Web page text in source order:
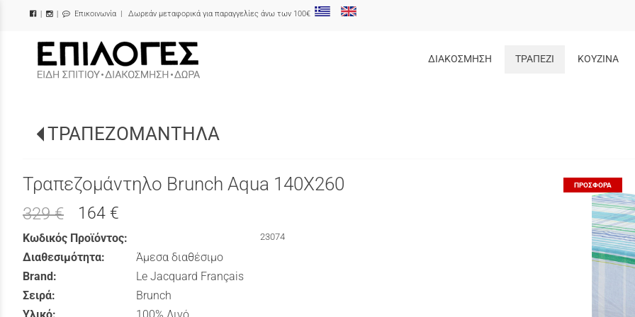
| Επικοινωνία | Δωρεάν μεταφορικά για παραγγελίες άνω των 100€
/
ΔΙΑΚΟΣΜΗΣΗ ΤΡΑΠΕΖΙ ΚΟΥΖΙΝΑ
ΤΡΑΠΕΖΟΜΑΝΤΗΛΑ
ΠΡΟΣΦΟΡΆ
Τραπεζομάντηλο Brunch Aqua 140Χ260
329 € 164 €
Κωδικός Προϊόντος: 23074
Διαθεσιμότητα:
Άμεσα διαθέσιμο
Brand:
Le Jacquard Français
Σειρά:
Brunch